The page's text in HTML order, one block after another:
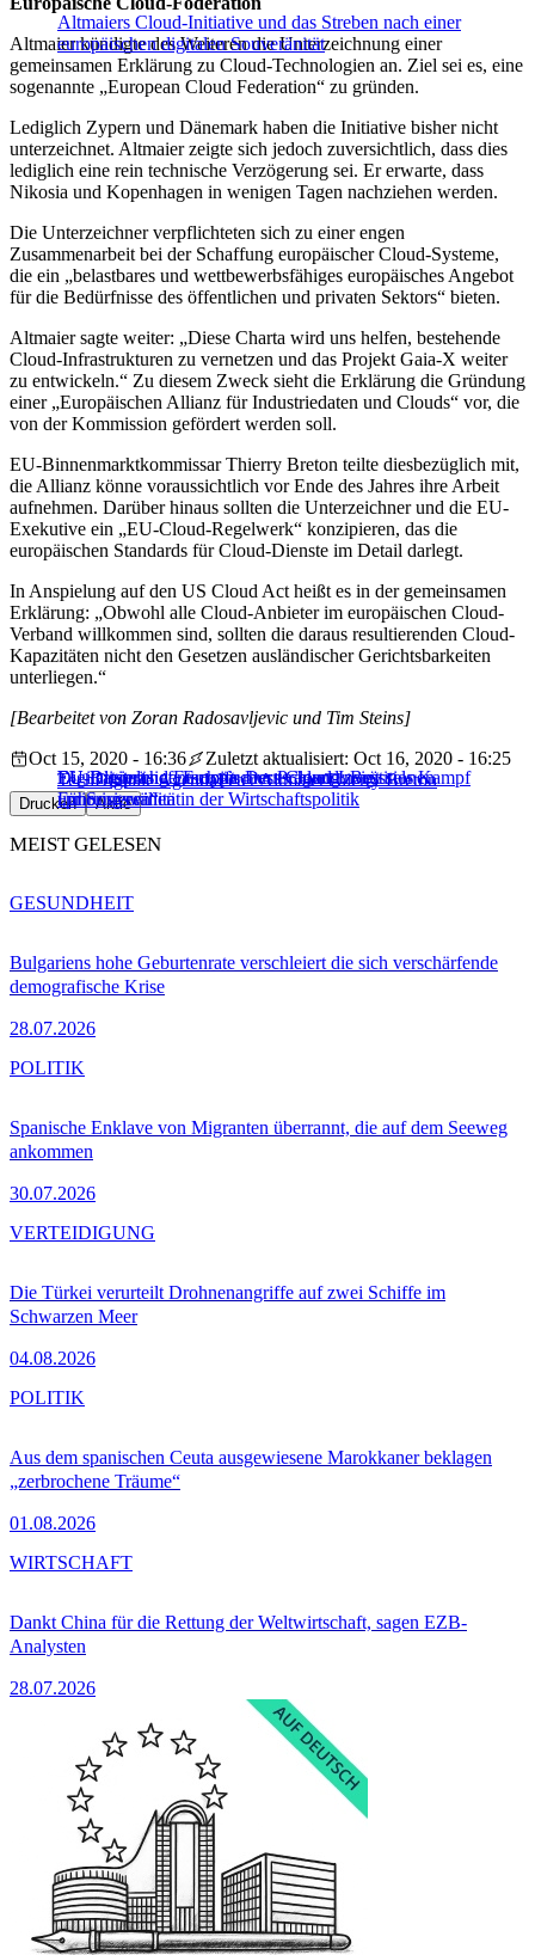
Altmaiers Cloud-Initiative und das Streben nach einer
europäischen digitalen Souveränität
Altmaier kündigte des Weiteren die Unterzeichnung einer
gemeinsamen Erklärung zu Cloud-Technologien an. Ziel sei es, eine
sogenannte „European Cloud Federation“ zu gründen.
Lediglich Zypern und Dänemark haben die Initiative bisher nicht
unterzeichnet. Altmaier zeigte sich jedoch zuversichtlich, dass dies
lediglich eine rein technische Verzögerung sei. Er erwarte, dass
Nikosia und Kopenhagen in wenigen Tagen nachziehen werden.
Die Unterzeichner verpflichteten sich zu einer engen
Zusammenarbeit bei der Schaffung europäischer Cloud-Systeme,
die ein „belastbares und wettbewerbsfähiges europäisches Angebot
für die Bedürfnisse des öffentlichen und privaten Sektors“ bieten.
Altmaier sagte weiter: „Diese Charta wird uns helfen, bestehende
Cloud-Infrastrukturen zu vernetzen und das Projekt Gaia-X weiter
zu entwickeln.“ Zu diesem Zweck sieht die Erklärung die Gründung
einer „Europäischen Allianz für Industriedaten und Clouds“ vor, die
von der Kommission gefördert werden soll.
EU-Binnenmarktkommissar Thierry Breton teilte diesbezüglich mit,
die Allianz könne voraussichtlich vor Ende des Jahres ihre Arbeit
aufnehmen. Darüber hinaus sollten die Unterzeichner und die EU-
Exekutive ein „EU-Cloud-Regelwerk“ konzipieren, das die
europäischen Standards für Cloud-Dienste im Detail darlegt.
In Anspielung auf den US Cloud Act heißt es in der gemeinsamen
Erklärung: „Obwohl alle Cloud-Anbieter im europäischen Cloud-
Verband willkommen sind, sollten die daraus resultierenden Cloud-
Kapazitäten nicht den Gesetzen ausländischer Gerichtsbarkeiten
unterliegen.“
[Bearbeitet von Zoran Radosavljevic und Tim Steins]
Digitalisierung Europäischer Prägung: Brüssels Kampf
um Souveränität
EU-Ratspräsidentschaft: Deutschland zeigt
Führungswillen in der Wirtschaftspolitik
EU-Digitalchef: Europa muss Cloud-Investitionen
„priorisieren“
Oct 15, 2020 - 16:36
Zuletzt aktualisiert: Oct 16, 2020 - 16:25
TechDigitale AgendaPeter AltmaierThierry Breton
Drucken Aktie
MEIST GELESEN
Bulgariens hohe Geburtenrate verschleiert die sich verschärfende
demografische Krise
28.07.2026
GESUNDHEIT
Spanische Enklave von Migranten überrannt, die auf dem Seeweg
ankommen
30.07.2026
POLITIK
Die Türkei verurteilt Drohnenangriffe auf zwei Schiffe im
Schwarzen Meer
04.08.2026
VERTEIDIGUNG
Aus dem spanischen Ceuta ausgewiesene Marokkaner beklagen
„zerbrochene Träume“
01.08.2026
POLITIK
Dankt China für die Rettung der Weltwirtschaft, sagen EZB-
Analysten
28.07.2026
WIRTSCHAFT